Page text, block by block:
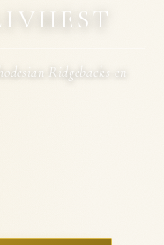
Ridgebacks en